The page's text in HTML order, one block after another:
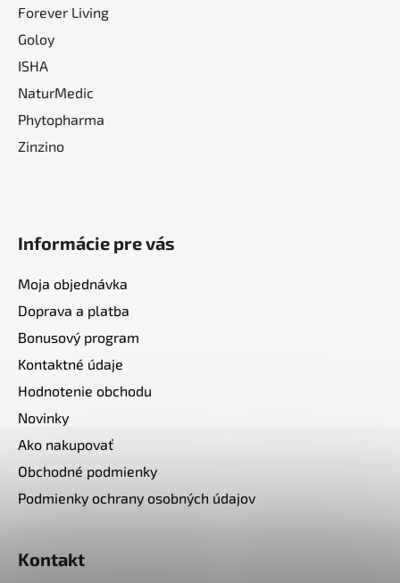
Forever Living
Goloy
ISHA
NaturMedic
Phytopharma
Zinzino
Informácie pre vás
Moja objednávka
Doprava a platba
Bonusový program
Kontaktné údaje
Hodnotenie obchodu
Novinky
Ako nakupovať
Obchodné podmienky
Podmienky ochrany osobných údajov
Kontakt